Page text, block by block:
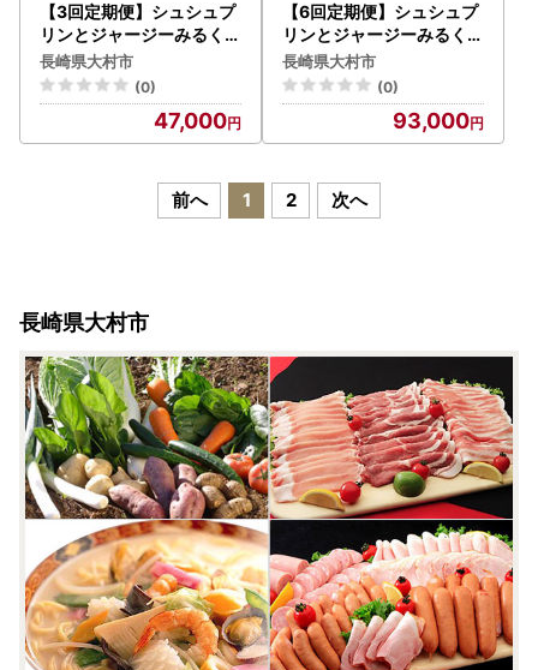
【3回定期便】シュシュプ
リンとジャージーみるくプ
リンセット 10個/月（計3
0個）/ プリン スイーツ ミ
ルク ジャージ～牛乳 / 大村
市 / おおむら夢ファームシ
ュシュ [ACAA320]
長崎県大村市
(0)
47,000
【6回定期便】シュシュプ
リンとジャージーみるくプ
リンセット 10個/月（計6
0個）/ プリン スイーツ ミ
ルク ジャージ～牛乳 / 大村
市 / おおむら夢ファームシ
ュシュ [ACAA321]
長崎県大村市
(0)
93,000
前へ 1 2 次へ
長崎県大村市